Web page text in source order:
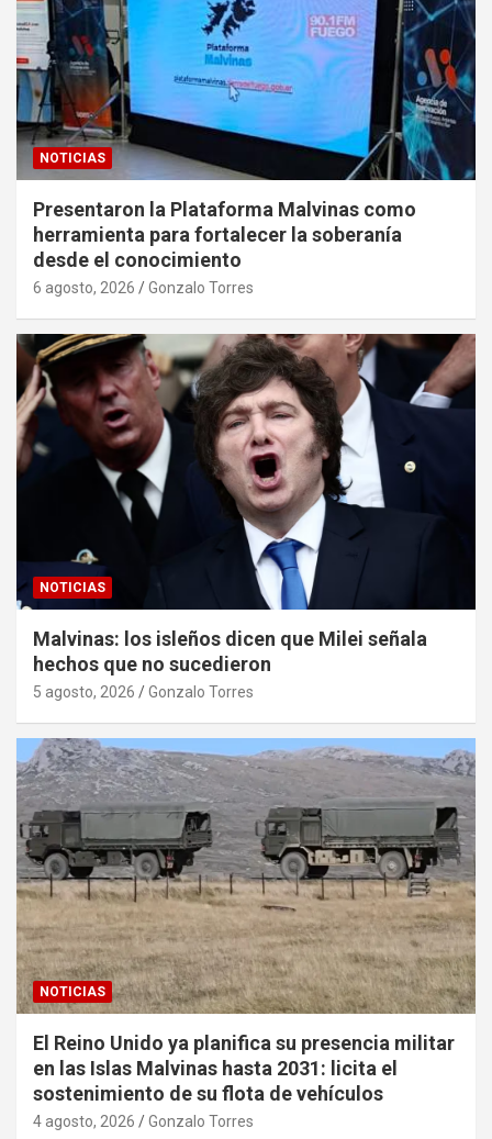
NOTICIAS
Presentaron la Plataforma Malvinas como
herramienta para fortalecer la soberanía
desde el conocimiento
6 agosto, 2026 Gonzalo Torres
NOTICIAS
Malvinas: los isleños dicen que Milei señala
hechos que no sucedieron
5 agosto, 2026 Gonzalo Torres
NOTICIAS
El Reino Unido ya planifica su presencia militar
en las Islas Malvinas hasta 2031: licita el
sostenimiento de su flota de vehículos
4 agosto, 2026 Gonzalo Torres